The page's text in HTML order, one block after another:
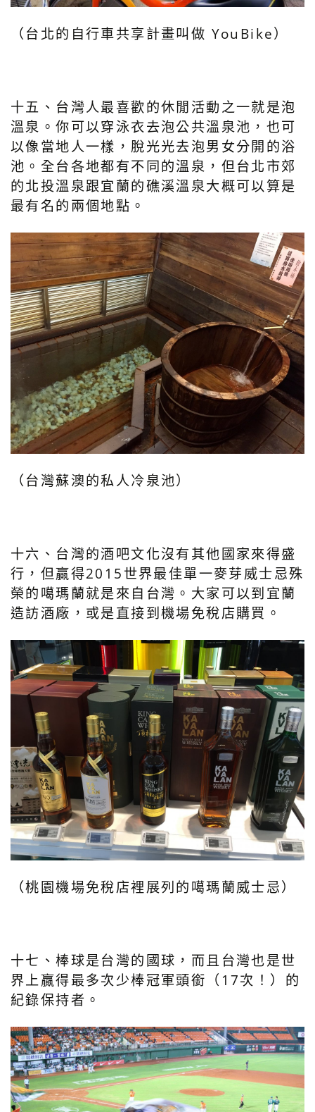
（台北的自行車共享計畫叫做 YouBike）
十五、台灣人最喜歡的休閒活動之一就是泡
溫泉。你可以穿泳衣去泡公共溫泉池，也可
以像當地人一樣，脫光光去泡男女分開的浴
池。全台各地都有不同的溫泉，但台北市郊
的北投溫泉跟宜蘭的礁溪溫泉大概可以算是
最有名的兩個地點。
（台灣蘇澳的私人冷泉池）
十六、台灣的酒吧文化沒有其他國家來得盛
行，但贏得2015世界最佳單一麥芽威士忌殊
榮的噶瑪蘭就是來自台灣。大家可以到宜蘭
造訪酒廠，或是直接到機場免稅店購買。
（桃園機場免稅店裡展列的噶瑪蘭威士忌）
十七、棒球是台灣的國球，而且台灣也是世
界上贏得最多次少棒冠軍頭銜（17次！）的
紀錄保持者。